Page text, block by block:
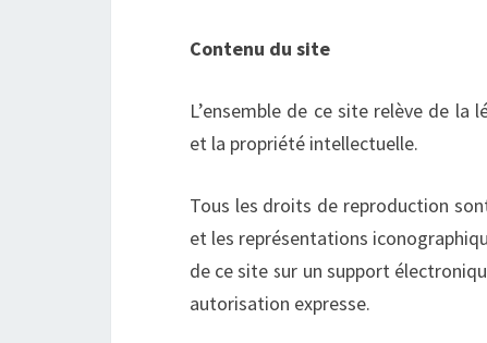
Contenu du site
L’ensemble de ce site relève de
et la propriété intellectuelle.
Tous les droits de reproduction
et les représentations
de ce site sur un support
autorisation expresse.